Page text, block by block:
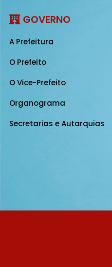
GOVERNO
A Prefeitura
O Prefeito
O Vice-Prefeito
Organograma
Secretarias e Autarquias